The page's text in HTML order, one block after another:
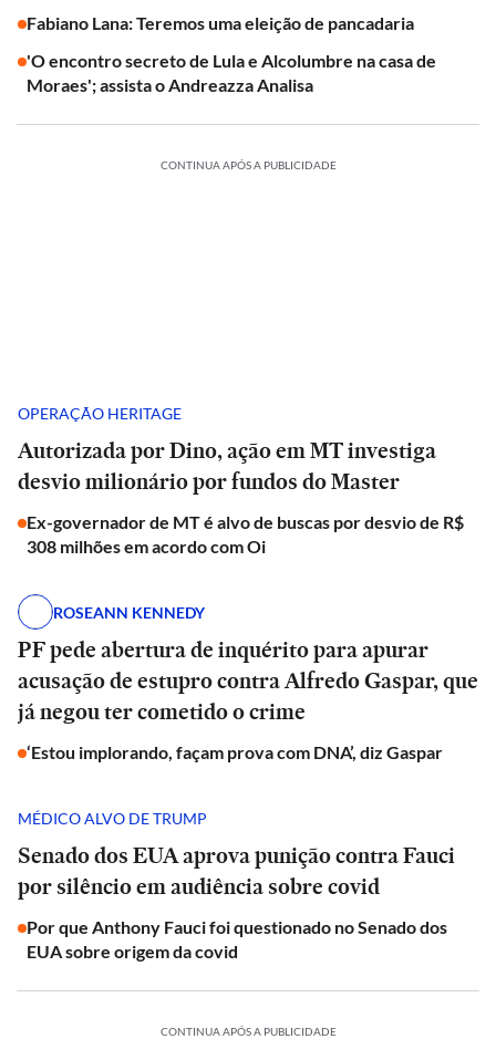
Fabiano Lana: Teremos uma eleição de pancadaria
'O encontro secreto de Lula e Alcolumbre na casa de
Moraes'; assista o Andreazza Analisa
CONTINUA APÓS A PUBLICIDADE
OPERAÇÃO HERITAGE
Autorizada por Dino, ação em MT investiga
desvio milionário por fundos do Master
Ex-governador de MT é alvo de buscas por desvio de R$
308 milhões em acordo com Oi
ROSEANN KENNEDY
PF pede abertura de inquérito para apurar
acusação de estupro contra Alfredo Gaspar, que
já negou ter cometido o crime
‘Estou implorando, façam prova com DNA’, diz Gaspar
MÉDICO ALVO DE TRUMP
Senado dos EUA aprova punição contra Fauci
por silêncio em audiência sobre covid
Por que Anthony Fauci foi questionado no Senado dos
EUA sobre origem da covid
CONTINUA APÓS A PUBLICIDADE